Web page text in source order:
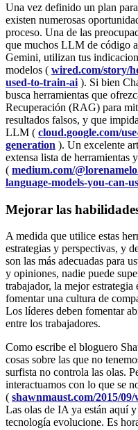
Una vez definido un plan
existen numerosas
proceso. Una de las
que muchos LLM de código
Gemini, utilizan tus
modelos ( wired.com/story/
used-to-train-ai ). Si bien
busca herramientas que
Recuperación (RAG) para
resultados falsos, y que
LLM ( cloud.google.com/
generation ). Un excelente
extensa lista de herramientas
( medium.com/
language-models-you-can-
Mejorar las
A medida que utilice estas
estrategias y perspectivas, y
son las más adecuadas para
y opiniones, nadie puede
trabajador, la mejor estrategia
fomentar una cultura de
Los líderes deben fomentar
entre los trabajadores.
Como escribe el bloguero
cosas sobre las que no
surfista no controla las olas.
interactuamos con lo que se
( shawnmaust.com/2015/
Las olas de IA ya están aquí
tecnología evolucione. Es